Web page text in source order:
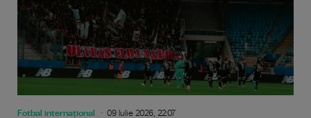
Fotbal internațional 09 Iulie 2026, 22:07